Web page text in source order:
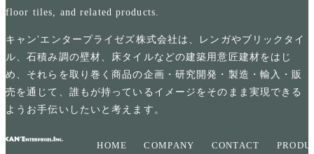
floor tiles, and related products.
キャン'エンタープライゼズ株式会社は、レンガやブリックタイ
ル、石積み調の壁材、床タイルなどの建築用意匠建材をはじ
め、それらを取り巻く商品の企画・研究開発・製造・輸入・販
売を通じて、誰もが持っているイメージをそのまま実現できる
ようお手伝いしたいと考えます。
HOME COMPANY CONTACT